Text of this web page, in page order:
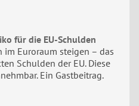
für die EU-Schulden
im Euroraum steigen – das
Schulden der EU. Diese
Ein Gastbeitrag.